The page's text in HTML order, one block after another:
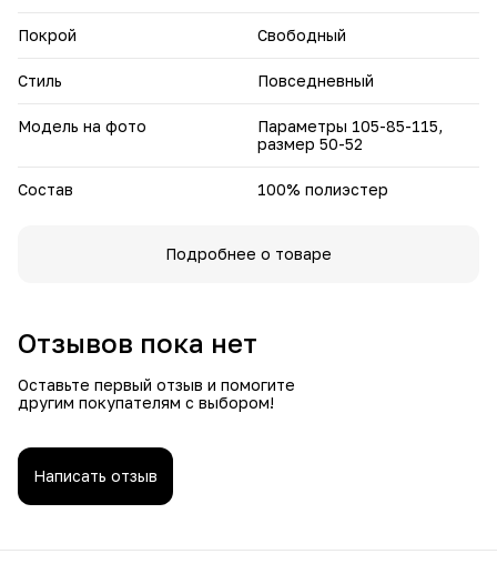
Покрой Свободный
Стиль Повседневный
Модель на фото
Параметры 105-85-115,
размер 50-52
Состав 100% полиэстер
Подробнее о товаре
Отзывов пока нет
Оставьте первый отзыв и помогите
другим покупателям с выбором!
Написать отзыв